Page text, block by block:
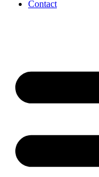
Contact